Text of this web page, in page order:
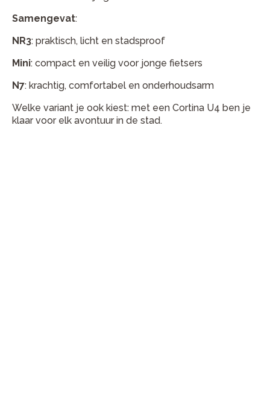
Samengevat:
NR3: praktisch, licht en stadsproof
Mini: compact en veilig voor jonge fietsers
N7: krachtig, comfortabel en onderhoudsarm
Welke variant je ook kiest: met een Cortina U4 ben je
klaar voor elk avontuur in de stad.